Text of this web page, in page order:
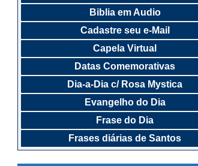
Biblia em Audio
Cadastre seu e-Mail
Capela Virtual
Datas Comemorativas
Dia-a-Dia c/ Rosa Mystica
Evangelho do Dia
Frase do Dia
Frases diárias de Santos